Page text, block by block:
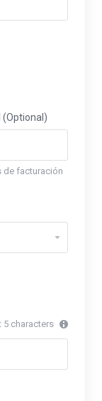
(Optional)
de facturación
5 characters